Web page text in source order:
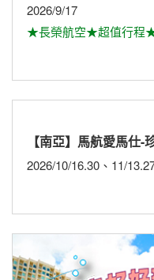
2026/9/17
★長榮航空★超值行程
【南亞】馬航愛馬仕-
2026/10/16.30、11/